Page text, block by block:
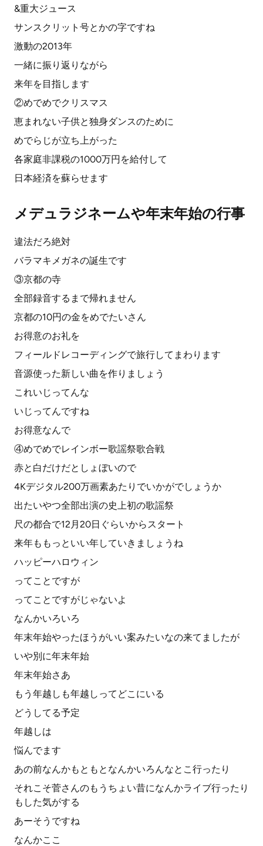
&重大ジュース
サンスクリット号とかの字ですね
激動の2013年
一緒に振り返りながら
来年を目指します
②めでめでクリスマス
恵まれない子供と独身ダンスのために
めでらじが立ち上がった
各家庭非課税の1000万円を給付して
日本経済を蘇らせます
メデュラジネームや年末年始の行事
違法だろ絶対
バラマキメガネの誕生です
③京都の寺
全部録音するまで帰れません
京都の10円の金をめでたいさん
お得意のお礼を
フィールドレコーディングで旅行してまわります
音源使った新しい曲を作りましょう
これいじってんな
いじってんですね
お得意なんで
④めでめでレインボー歌謡祭歌合戦
赤と白だけだとしょぼいので
4Kデジタル200万画素あたりでいかがでしょうか
出たいやつ全部出演の史上初の歌謡祭
尺の都合で12月20日ぐらいからスタート
来年ももっといい年していきましょうね
ハッピーハロウィン
ってことですが
ってことですがじゃないよ
なんかいろいろ
年末年始やったほうがいい案みたいなの来てましたが
いや別に年末年始
年末年始さあ
もう年越しも年越しってどこにいる
どうしてる予定
年越しは
悩んでます
あの前なんかもともとなんかいろんなとこ行ったり
それこそ菅さんのもうちょい昔になんかライブ行ったり
もした気がする
あーそうですね
なんかここ